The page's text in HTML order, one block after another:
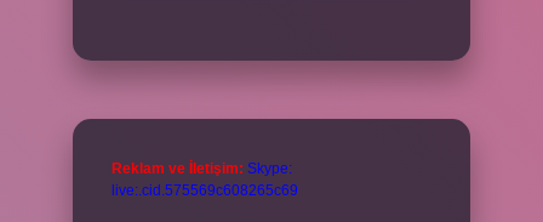
Reklam ve İletişim: Skype:
live:.cid.575569c608265c69